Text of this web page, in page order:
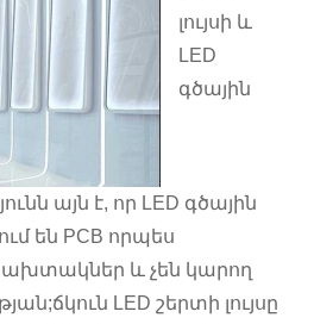
լույսի և
LED
գծային
այն է, որ LED գծային
են PCB որպես
և չեն կարող
LED շերտի լույսը